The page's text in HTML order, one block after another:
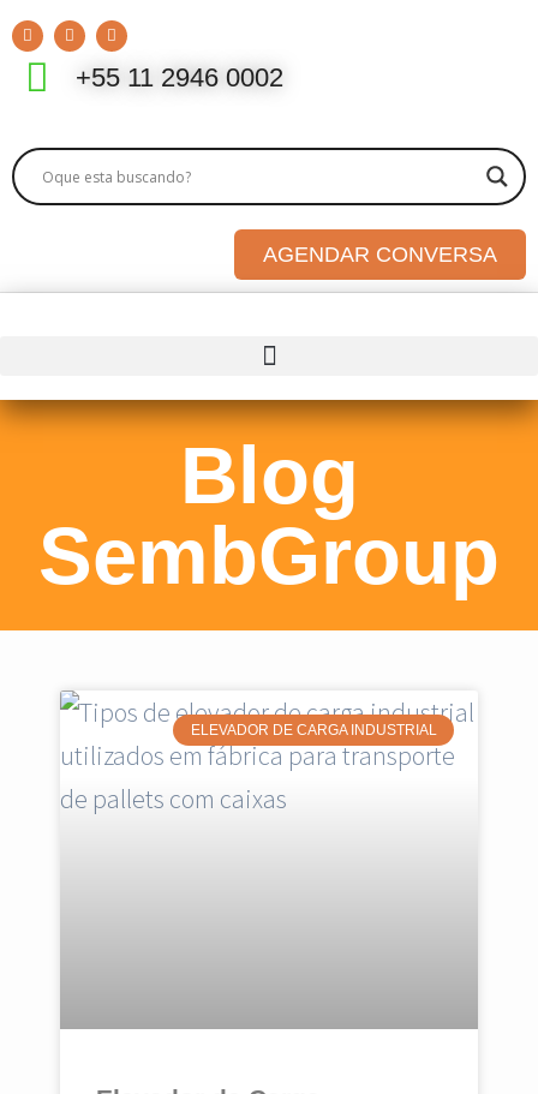
+55 11 2946 0002
AGENDAR CONVERSA
Blog
SembGroup
ELEVADOR DE CARGA INDUSTRIAL